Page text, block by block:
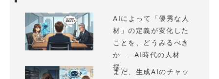
AIによって「優秀な人
材」の定義が変化した
ことを、どうみるべき
か —AI時代の人材
採...
まだ、生成AIのチャッ